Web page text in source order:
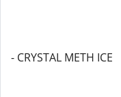
- CRYSTAL METH ICE